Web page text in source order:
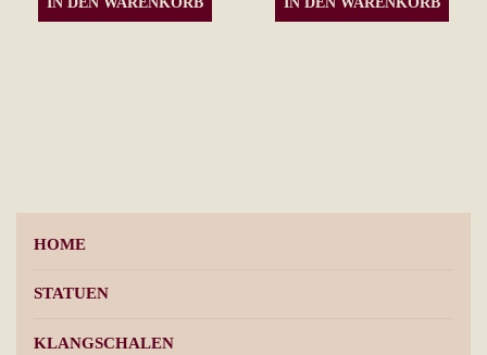
HOME
STATUEN
KLANGSCHALEN